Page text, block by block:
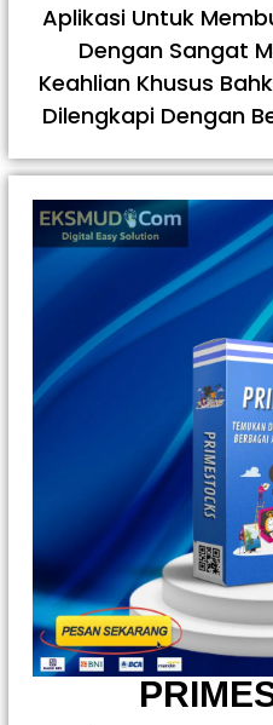
Aplikasi Untuk
Dengan Sangat
Keahlian Khusus
Dilengkapi Dengan